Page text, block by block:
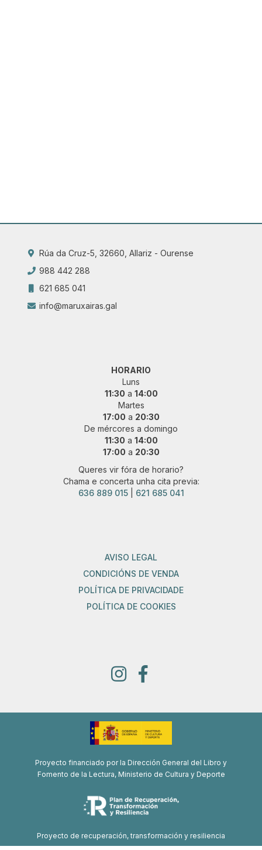
Rúa da Cruz-5, 32660, Allariz - Ourense
988 442 288
621 685 041
info@maruxairas.gal
HORARIO
Luns
11:30 a 14:00
Martes
17:00 a 20:30
De mércores a domingo
11:30 a 14:00
17:00 a 20:30
Queres vir fóra de horario?
Chama e concerta unha cita previa:
636 889 015| 621 685 041
AVISO LEGAL
CONDICIÓNS DE VENDA
POLÍTICA DE PRIVACIDADE
POLÍTICA DE COOKIES
Proyecto financiado por la Dirección General del Libro y
Fomento de la Lectura, Ministerio de Cultura y Deporte
Proyecto de recuperación, transformación y resiliencia